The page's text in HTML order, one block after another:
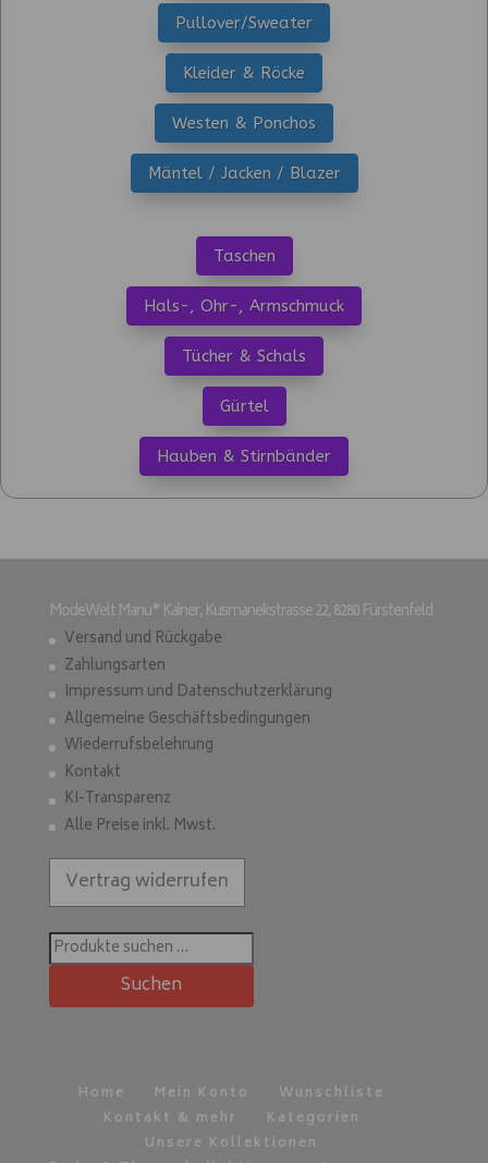
Pullover/Sweater
Kleider & Röcke
Westen & Ponchos
Mäntel / Jacken / Blazer
Taschen
Hals-, Ohr-, Armschmuck
Tücher & Schals
Gürtel
Hauben & Stirnbänder
ModeWelt Manu* Kainer, Kusmanekstrasse 22, 8280 Fürstenfeld
Versand und Rückgabe
Zahlungsarten
Impressum und Datenschutzerklärung
Allgemeine Geschäftsbedingungen
Wiederrufsbelehrung
Kontakt
KI-Transparenz
Alle Preise inkl. Mwst.
Vertrag widerrufen
Suchen
nach:
Suchen
Home Mein Konto
Wunschliste
Kontakt & mehr
Kategorien
Unsere Kollektionen